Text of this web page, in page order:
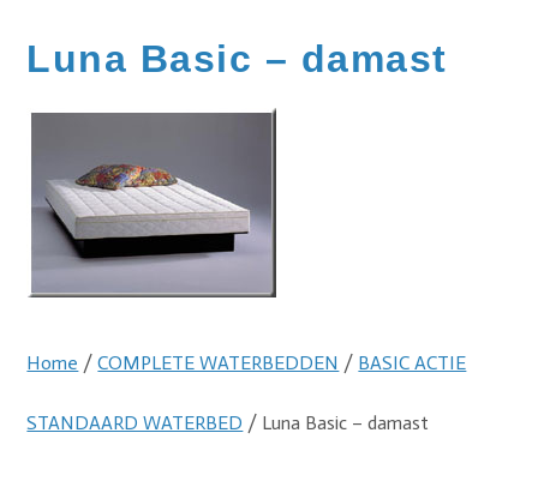
Luna Basic – damast
Home /COMPLETE WATERBEDDEN / BASIC ACTIE
STANDAARD WATERBED / Luna Basic – damast